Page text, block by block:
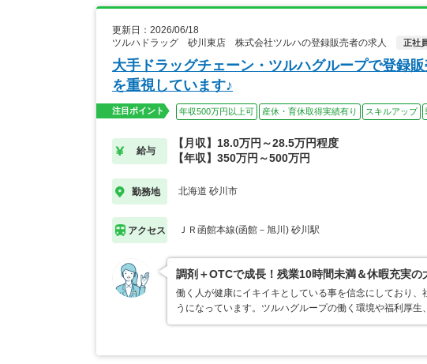
更新日：2026/06/18
ツルハドラッグ 砂川東店 株式会社ツルハの登録販売者の求人
正社
大手ドラッグチェーン・ツルハグループで登録
を重視しています♪
注目ポイント 年収500万円以上可 産休・育休取得実績有り スキルアップ
給与
【月収】18.0万円～28.5万円程度
【年収】350万円～500万円
勤務地 北海道 砂川市
アクセス ＪＲ函館本線(函館－旭川) 砂川駅
調剤＋OTCで成長！残業10時間未満＆休暇充実の
働く人が健康にイキイキとしている事を信念にしており
うになっています。ツルハグループの働く環境や福利厚